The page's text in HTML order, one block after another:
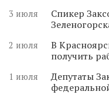
3 июля
Спикер
2 июля
В
получить
1 июля
Депутаты